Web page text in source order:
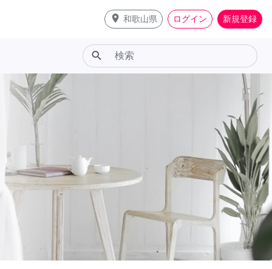
place 和歌山県 ログイン 新規登録
search